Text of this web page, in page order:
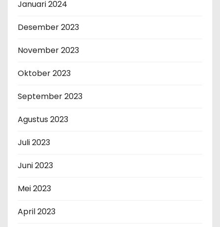
Januari 2024
Desember 2023
November 2023
Oktober 2023
September 2023
Agustus 2023
Juli 2023
Juni 2023
Mei 2023
April 2023